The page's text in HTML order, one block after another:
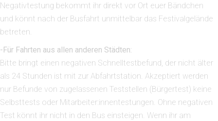
Negativtestung bekommt ihr direkt vor Ort euer Bändchen
und könnt nach der Busfahrt unmittelbar das Festivalgelände
betreten.
-Für Fahrten aus allen anderen Städten:
Bitte bringt einen negativen Schnelltestbefund, der nicht älter
als 24 Stunden ist mit zur Abfahrtstation. Akzeptiert werden
nur Befunde von zugelassenen Teststellen (Bürgertest) keine
Selbsttests oder Mitarbeiter:innentestungen. Ohne negativen
Test könnt ihr nicht in den Bus einsteigen. Wenn ihr am